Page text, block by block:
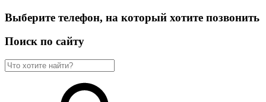
Выберите телефон, на который хотите позвонить
Поиск по сайту